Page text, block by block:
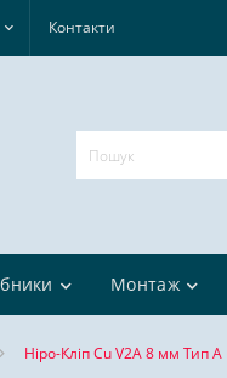
Контакти
Монтаж
Ніро-Кліп Cu V2A 8 мм Тип